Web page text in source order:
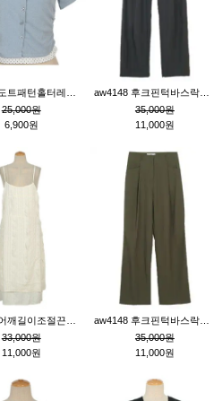
25,000원
6,900원
35,000원
11,000원
33,000원
11,000원
35,000원
11,000원